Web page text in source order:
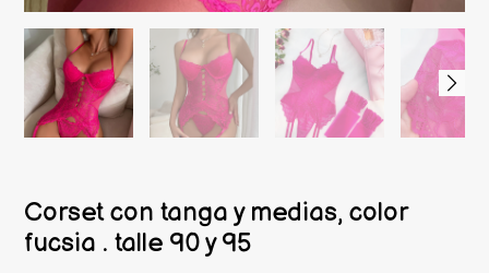
Corset con tanga y medias, color
fucsia . talle 90 y 95